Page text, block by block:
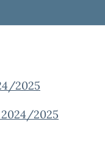
2025
2024/2025